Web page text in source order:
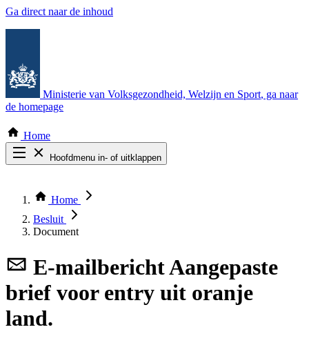
Ga direct naar de inhoud
Ministerie van Volksgezondheid, Welzijn en Sport, ga naar
de homepage
Home
Hoofdmenu in- of uitklappen
Thema COVID-19
Bekijk per bestuursorgaan
Home
Besluit
Document
E-mailberichtAangepaste
brief voor entry uit oranje
land.